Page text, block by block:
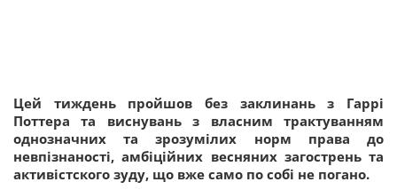
Цей тиждень пройшов без заклинань з Гаррі
Поттера та виснувань з власним трактуванням
однозначних та зрозумілих норм права до
невпізнаності, амбіційних весняних загострень та
активістского зуду, що вже само по собі не погано.